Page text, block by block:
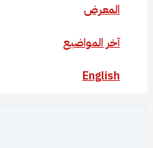
المعرض
آخر المواضيع
English